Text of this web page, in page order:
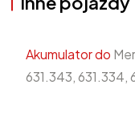
Akumulator do
631.343, 631.334,